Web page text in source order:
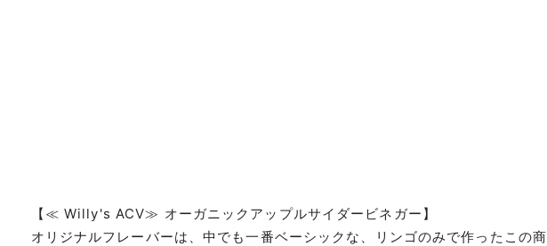
【≪ Willy's ACV≫ オーガニックアップルサイダービネガー】
オリジナルフレーバーは、中でも一番ベーシックな、リンゴのみで作ったこの商